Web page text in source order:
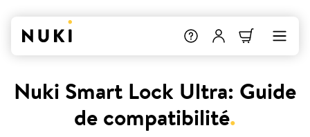
Nuki Smart Lock Ultra: Guide
de compatibilité.